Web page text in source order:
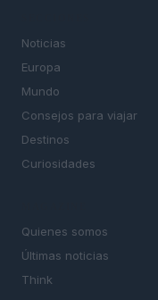
Noticias
Europa
Mundo
Consejos para viajar
Destinos
Curiosidades
Quienes somos
Últimas noticias
Think